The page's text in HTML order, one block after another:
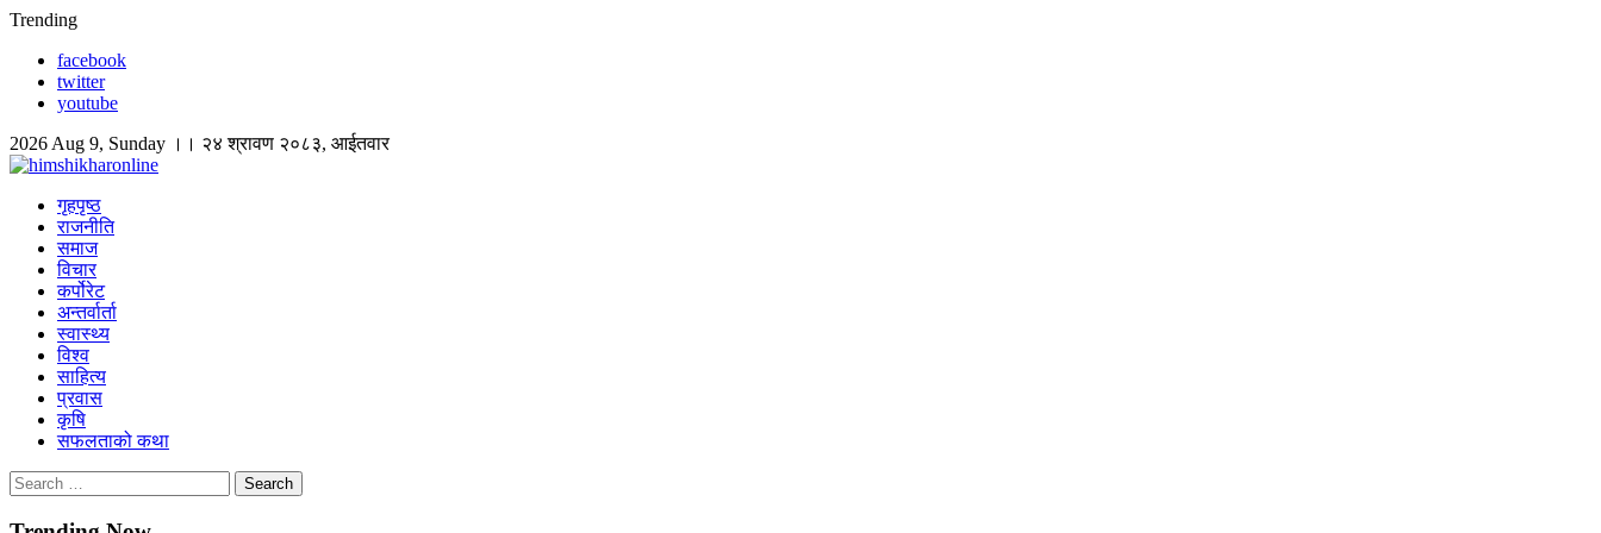
Skip
content
Trending
facebook
twitter
youtube
2026 Aug 9, Sunday ।। २४ श्रावण २०८३, आईतवार
Himshikhar Online
गृहपृष्ठ
राजनीति
समाज
विचार
कर्पोरेट
अन्तर्वार्ता
स्वास्थ्य
विश्व
साहित्य
प्रवास
कृषि
सफलताको कथा
Search
for: